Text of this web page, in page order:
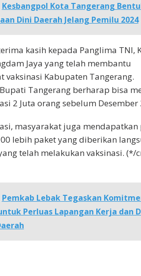
Kesbangpol Kota Tangerang
Dini Daerah Jelang Pemilu 2024
kasih kepada Panglima TNI,
Jaya yang telah membantu
vaksinasi Kabupaten Tangerang.
Tangerang berharap bisa
2 Juta orang sebelum Desember
masyarakat juga mendapatkan
lebih paket yang diberikan
telah melakukan vaksinasi. (*/
Pemkab Lebak Tegaskan
Perluas Lapangan Kerja dan